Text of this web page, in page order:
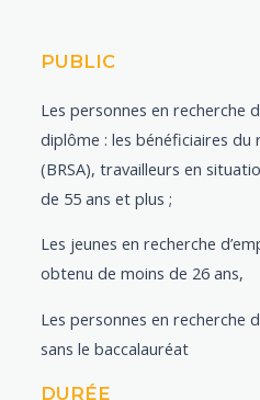
PUBLIC
Les personnes en recherche
diplôme : les bénéficiaires du
(BRSA), travailleurs en
de 55 ans et plus ;
Les jeunes en recherche
obtenu de moins de 26 ans,
Les personnes en recherche
sans le baccalauréat
DURÉE